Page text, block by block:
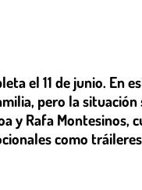
el 11 de junio. En
pero la
y Rafa Montesinos,
como